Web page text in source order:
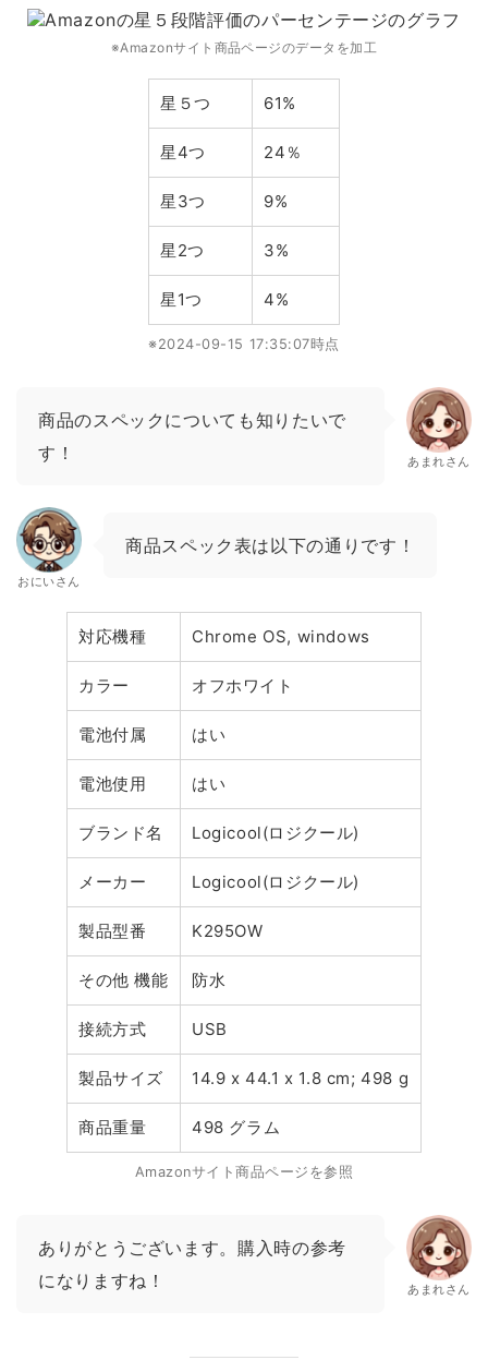
※Amazonサイト商品ページのデータを加工
星５つ 61%
星4つ 24％
星3つ 9%
星2つ 3%
星1つ 4%
※2024-09-15 17:35:07時点
商品のスペックについても知りたいで
す！
あまれさん
おにいさん
商品スペック表は以下の通りです！
対応機種 Chrome OS, windows
カラー オフホワイト
電池付属 はい
電池使用 はい
ブランド名 Logicool(ロジクール)
メーカー Logicool(ロジクール)
製品型番 K295OW
その他 機能 防水
接続方式 USB
製品サイズ 14.9 x 44.1 x 1.8 cm; 498 g
商品重量 498 グラム
Amazonサイト商品ページを参照
ありがとうございます。購入時の参考
になりますね！
あまれさん